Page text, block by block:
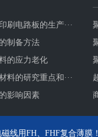
刷电路板的生产···
制备方法
的应力老化
料的研究重点和···
影响因素
用FH、FHF复合薄膜